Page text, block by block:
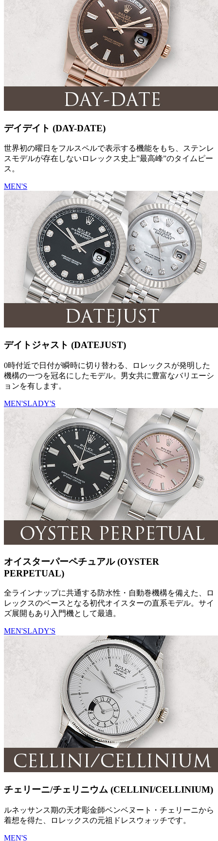
デイデイト (DAY-DATE)
世界初の曜日をフルスペルで表示する機能をもち、ステンレ
スモデルが存在しないロレックス史上”最高峰”のタイムピー
ス。
MEN'S
デイトジャスト (DATEJUST)
0時付近で日付が瞬時に切り替わる、ロレックスが発明した
機構の一つを冠名にしたモデル。男女共に豊富なバリエーシ
ョンを有します。
MEN'SLADY'S
オイスターパーペチュアル (OYSTER
PERPETUAL)
全ラインナップに共通する防水性・自動巻機構を備えた、ロ
レックスのベースとなる初代オイスターの直系モデル。サイ
ズ展開もあり入門機として最適。
MEN'SLADY'S
チェリーニ/チェリニウム (CELLINI/CELLINIUM)
ルネッサンス期の天才彫金師ベンベヌート・チェリーニから
着想を得た、ロレックスの元祖ドレスウォッチです。
MEN'S